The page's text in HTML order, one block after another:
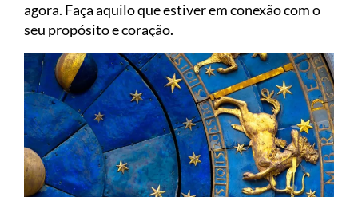
agora. Faça aquilo que estiver em conexão com o
seu propósito e coração.